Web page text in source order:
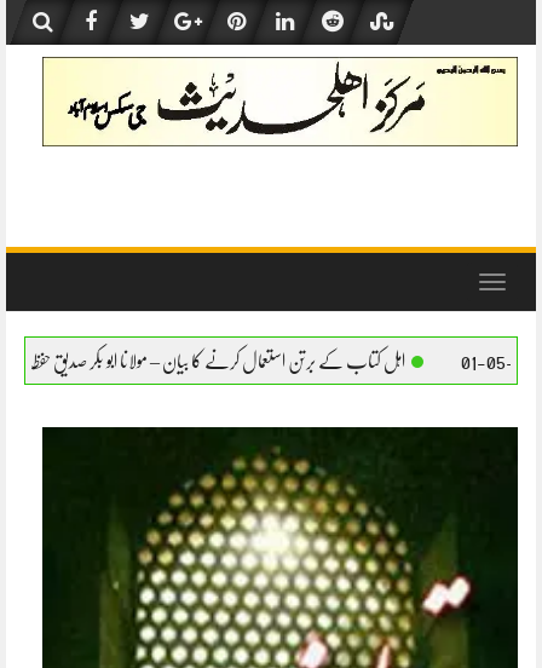
content
Toggle
برتن استعمال کرنے کا بیان – مولانا ابو بکر صدیق حفظہ اللہ اہل کتاب کے برتن